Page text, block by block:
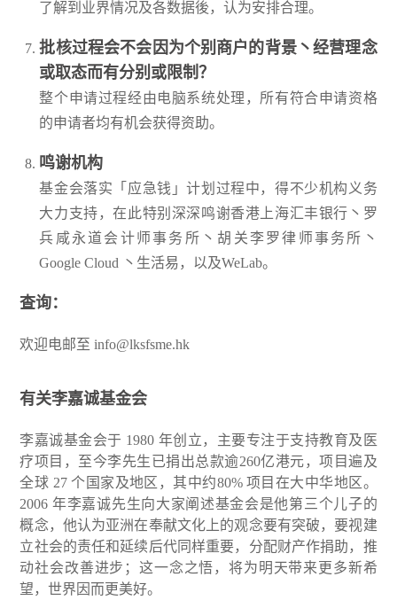
了解到业界情况及各数据後，认为安排合理。
批核过程会不会因为个别商户的背景丶经营理念
或取态而有分别或限制？
整个申请过程经由电脑系统处理，所有符合申请资格
的申请者均有机会获得资助。
鸣谢机构
基金会落实「应急钱」计划过程中，得不少机构义务
大力支持，在此特别深深鸣谢香港上海汇丰银行丶罗
兵咸永道会计师事务所丶胡关李罗律师事务所丶
Google Cloud 丶生活易，以及WeLab。
查询：
欢迎电邮至info@lksfsme.hk
有关李嘉诚基金会
李嘉诚基金会于 1980 年创立，主要专注于支持教育及医
疗项目，至今李先生已捐出总款逾260亿港元，项目遍及
全球 27 个国家及地区，其中约80% 项目在大中华地区。
2006 年李嘉诚先生向大家阐述基金会是他第三个儿子的
概念，他认为亚洲在奉献文化上的观念要有突破，要视建
立社会的责任和延续后代同样重要，分配财产作捐助，推
动社会改善进步；这一念之悟，将为明天带来更多新希
望，世界因而更美好。